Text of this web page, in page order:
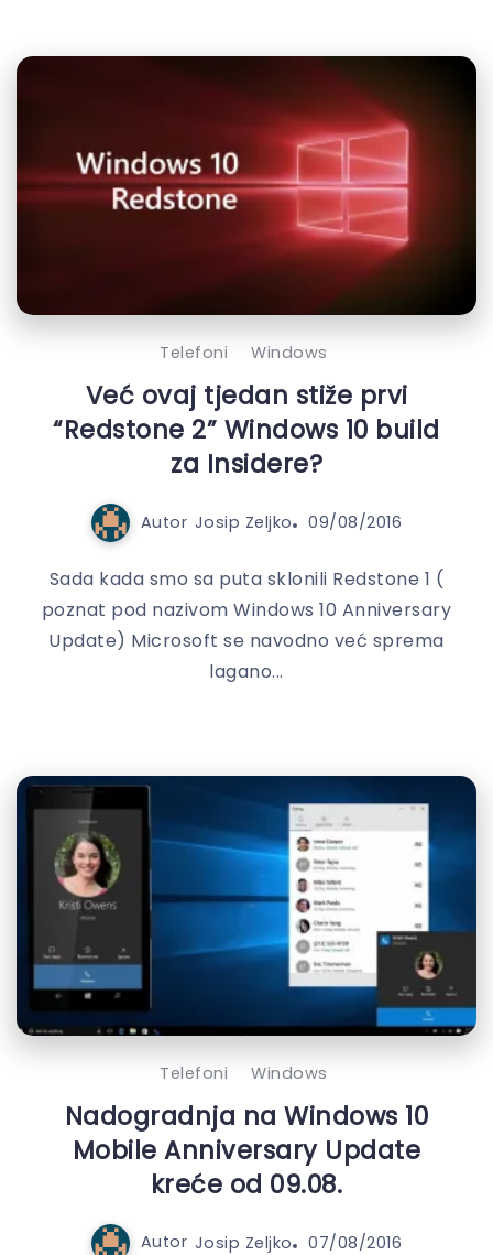
Telefoni Windows
Već ovaj tjedan stiže prvi
“Redstone 2” Windows 10 build
za Insidere?
Autor Josip Zeljko 09/08/2016
Sada kada smo sa puta sklonili Redstone 1 (
poznat pod nazivom Windows 10 Anniversary
Update) Microsoft se navodno već sprema
lagano...
Telefoni Windows
Nadogradnja na Windows 10
Mobile Anniversary Update
kreće od 09.08.
Autor Josip Zeljko 07/08/2016